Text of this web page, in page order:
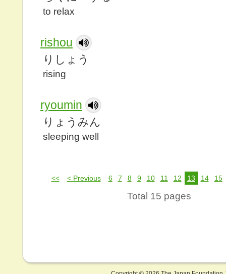
to relax
rishou
りしょう
rising
ryoumin
りょうみん
sleeping well
<< < Previous 6 7 8 9 10 11 12 13 14 15
Total 15 pages